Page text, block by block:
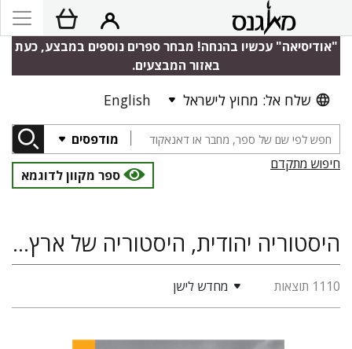
"אודיסיאה" עכשיו בהנחה! מבחר ספרים נוספים במבצע, כעת
באזור המבצעים.
שלח אל: מחוץ לישראל English
מודפסים
חיפוש מתקדם
ספר מקוון לדוגמא
היסטוריה יהודית, היסטוריה של ארץ ישראל ומדינת ישראל, אנטישמיות והשואה, היסטוריה
1110 תוצאות מחדש לישן